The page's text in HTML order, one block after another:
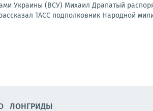
Украины (ВСУ) Михаил Драпатый
ТАСС подполковник Народной
ЛОНГРИДЫ